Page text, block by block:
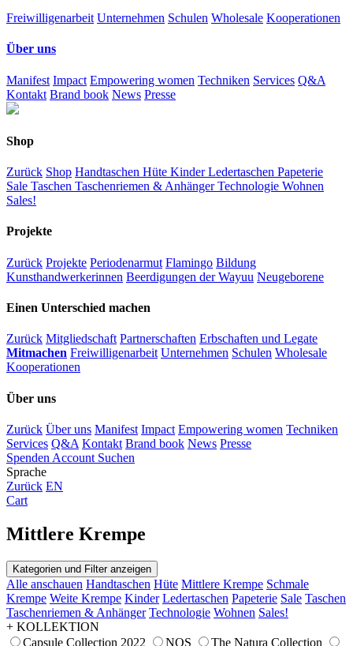
Freiwilligenarbeit Unternehmen Schulen Wholesale Kooperationen
Über uns
Manifest Impact Empowering women Techniken Services Q&A
Kontakt Brand book News Presse
Shop
Zurück Shop Handtaschen Hüte KinderLedertaschen Papeterie
Sale Taschen Taschenriemen & AnhängerTechnologie Wohnen
Sales!
Projekte
Zurück Projekte Periodenarmut Flamingo Bildung
Kunsthandwerkerinnen Beerdigungen der Wayuu Neugeborene
Einen Unterschied machen
Zurück Mitgliedschaft Partnerschaften Erbschaften und Legate
Mitmachen Freiwilligenarbeit Unternehmen Schulen Wholesale
Kooperationen
Über uns
Zurück Über uns Manifest Impact Empowering women Techniken
Services Q&A Kontakt Brand book News Presse
Spenden Account Suchen
Sprache
Zurück EN
Cart
Mittlere Krempe
Kategorien und Filter anzeigen
Alle anschauen Handtaschen Hüte Mittlere Krempe Schmale
Krempe Weite Krempe Kinder Ledertaschen Papeterie Sale Taschen
Taschenriemen & Anhänger Technologie Wohnen Sales!
+ KOLLEKTION
Capsule Collection 2022
NOS
The Natura Collection